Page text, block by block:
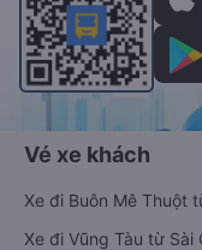
Vé xe khách
Xe đi Buôn Mê Thuột
Xe đi Vũng Tàu từ Sài